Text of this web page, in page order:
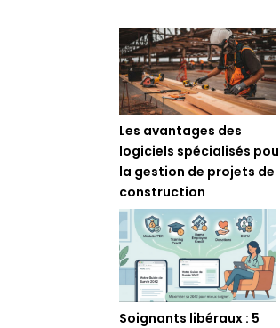
Les avantages des
logiciels spécialisés
la gestion de projets de
construction
Soignants libéraux : 5